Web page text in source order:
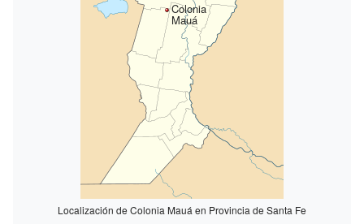
Colonia
Mauá
Localización de Colonia Mauá en Provincia de Santa Fe